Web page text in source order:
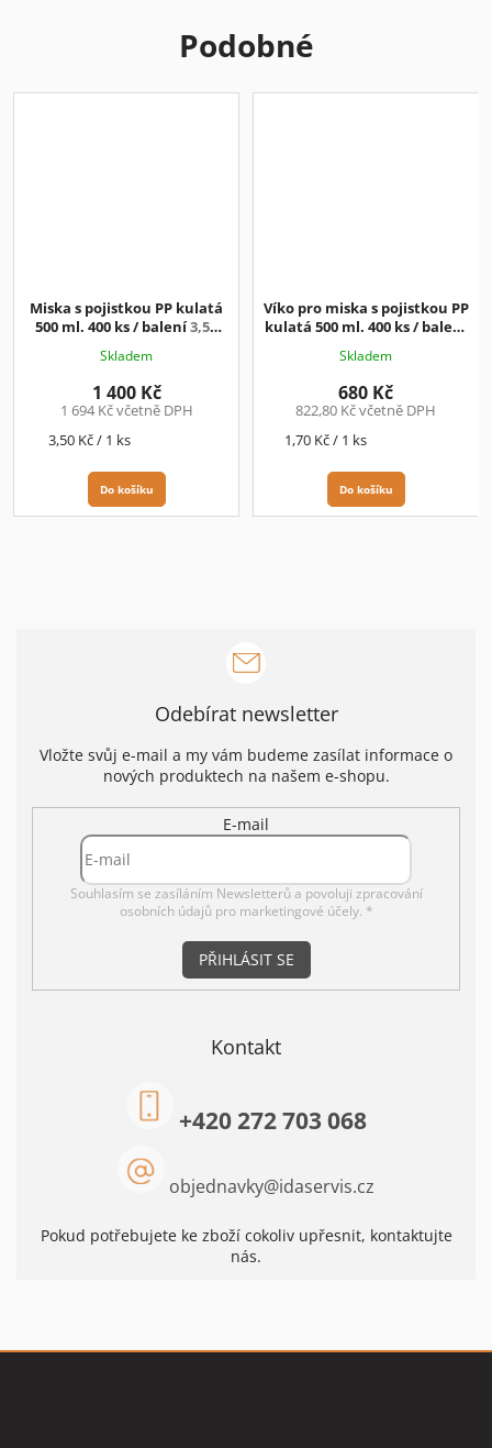
Podobné
Miska s pojistkou PP kulatá
500 ml. 400 ks / balení3,50
Skladem
1 694 Kč včetně DPH
1 400 Kč
Měrná
3,50 Kč / 1 ks
Do košíku
Víko pro miska s pojistkou PP
kulatá 500 ml. 400 ks / balení
Skladem
822,80 Kč včetně DPH
680 Kč
Měrná
1,70 Kč / 1 ks
Do košíku
Odebírat newsletter
Vložte svůj e-mail a my vám budeme zasílat informace o
nových produktech na našem e-shopu.
E-mail
Souhlasím se zasíláním Newsletterů a povoluji zpracování
osobních údajů pro marketingové účely. *
PŘIHLÁSIT SE
Kontakt
objednavky@idaservis.cz
+420 272 703 068
Pokud potřebujete ke zboží cokoliv upřesnit, kontaktujte
nás.